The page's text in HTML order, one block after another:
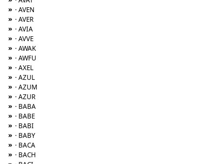
» · AVEN
» · AVER
» · AVIA
» · AVVE
» · AWAK
» · AWFU
» · AXEL
» · AZUL
» · AZUM
» · AZUR
» · BABA
» · BABE
» · BABI
» · BABY
» · BACA
» · BACH